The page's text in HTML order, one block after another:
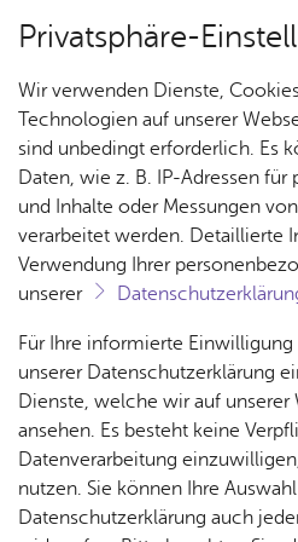
Über­sicht Bür­ger &
Rat­
haus &
Bür­
ger­
ser­vice
Rat­
häu­ser
Nach­
rich­
ten,
Vi­de­os
& Bil­
der
Me­di­
Jobs
Stel­
len­an­
ge­bo­te
Aus­bil­
dung &
Stu­di­
Spiel­plan
Sie interessieren sich
Veranstaltungen? Dann
Archiv. Alle aktuellen
unserem
Privatsphäre-
Wir verwenden Dienste,
Technologien auf unserer
sind unbedingt erforderlich. Es
Daten, wie z. B. IP-Adressen
und Inhalte oder Messungen
verarbeitet werden. Detaillierte
Verwendung Ihrer
unserer
Für Ihre informierte
unserer Datenschutzerklärung
Dienste, welche wir auf unserer
ansehen. Es besteht keine
Datenverarbeitung
nutzen. Sie können Ihre
Datenschutzerklärung auch